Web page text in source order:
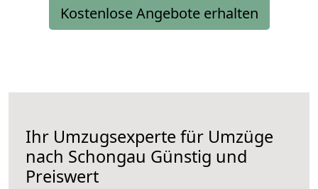
Kostenlose Angebote erhalten
Ihr Umzugsexperte für Umzüge
nach Schongau Günstig und
Preiswert